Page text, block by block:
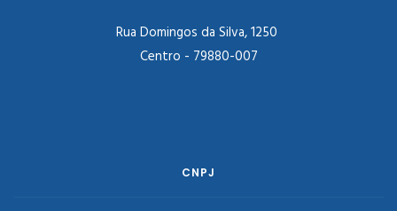
Rua Domingos da Silva, 1250
Centro - 79880-007
CNPJ